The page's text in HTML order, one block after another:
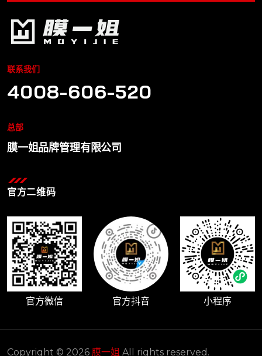
联系我们
4008-606-520
总部
膜一姐品牌管理有限公司
官方二维码
官方微信 官方抖音 小程序
Copyright © 2026 膜一姐 All rights reserved.